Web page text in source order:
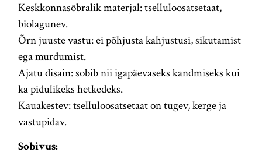
Keskkonnasõbralik materjal: tselluloosatsetaat,
biolagunev.
Õrn juuste vastu: ei põhjusta kahjustusi, sikutamist
ega murdumist.
Ajatu disain: sobib nii igapäevaseks kandmiseks kui
ka pidulikeks hetkedeks.
Kauakestev: tselluloosatsetaat on tugev, kerge ja
vastupidav.
Sobivus: